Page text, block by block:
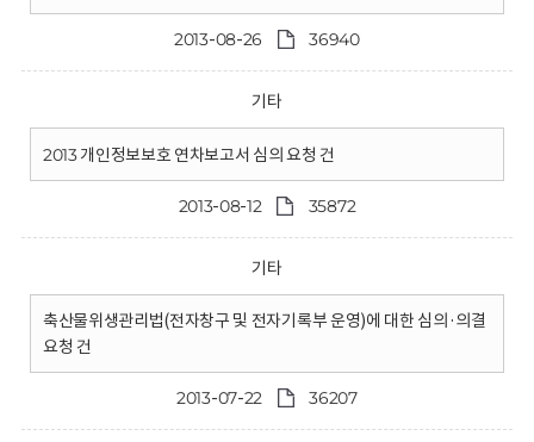
2013-08-26 36940
기타
2013 개인정보보호 연차보고서 심의 요청 건
2013-08-12 35872
기타
축산물위생관리법(전자창구 및 전자기록부 운영)에 대한 심의·의결
요청 건
2013-07-22 36207